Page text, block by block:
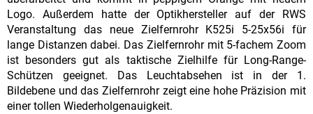
Logo. Außerdem hatte der Optikhersteller auf der RWS
Veranstaltung das neue Zielfernrohr K525i 5-25x56i für
lange Distanzen dabei. Das Zielfernrohr mit 5-fachem Zoom
ist besonders gut als taktische Zielhilfe für Long-Range-
Schützen geeignet. Das Leuchtabsehen ist in der 1.
Bildebene und das Zielfernrohr zeigt eine hohe Präzision mit
einer tollen Wiederholgenauigkeit.